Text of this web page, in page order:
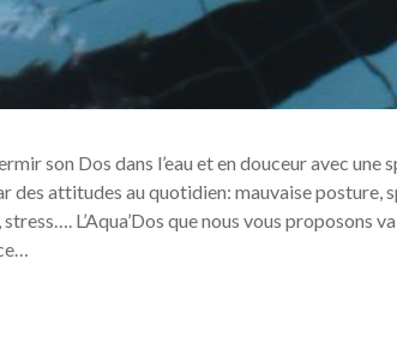
son Dos dans l’eau et en douceur avec
des attitudes au quotidien: mauvaise
L’Aqua’Dos que nous vous proposons